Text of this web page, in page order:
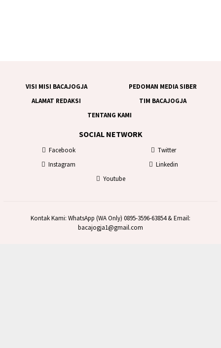
VISI MISI BACAJOGJA
PEDOMAN MEDIA SIBER
ALAMAT REDAKSI
TIM BACAJOGJA
TENTANG KAMI
SOCIAL NETWORK
Facebook
Twitter
Instagram
Linkedin
Youtube
Kontak Kami: WhatsApp (WA Only) 0895-3596-63854 & Email:
bacajogja1@gmail.com